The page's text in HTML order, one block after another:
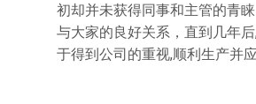
初却并未获得同事和主管的青
与大家的良好关系，直到几年
于得到公司的重视,顺利生产并应